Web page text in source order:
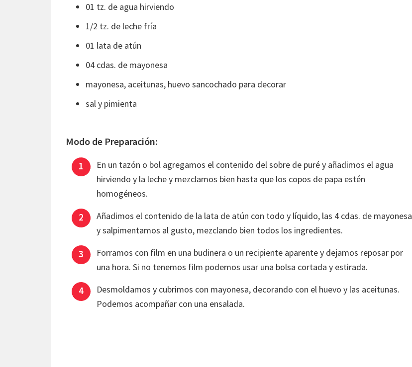
01 tz. de agua hirviendo
1/2 tz. de leche fría
01 lata de atún
04 cdas. de mayonesa
mayonesa, aceitunas, huevo sancochado para decorar
sal y pimienta
Modo de Preparación:
En un tazón o bol agregamos el contenido del sobre de puré y añadimos el agua
hirviendo y la leche y mezclamos bien hasta que los copos de papa estén
homogéneos.
Añadimos el contenido de la lata de atún con todo y líquido, las 4 cdas. de mayonesa
y salpimentamos al gusto, mezclando bien todos los ingredientes.
Forramos con film en una budinera o un recipiente aparente y dejamos reposar por
una hora. Si no tenemos film podemos usar una bolsa cortada y estirada.
Desmoldamos y cubrimos con mayonesa, decorando con el huevo y las aceitunas.
Podemos acompañar con una ensalada.